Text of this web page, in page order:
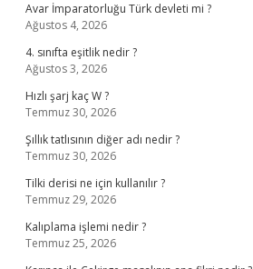
Avar İmparatorluğu Türk devleti mi ?
Ağustos 4, 2026
4. sınıfta eşitlik nedir ?
Ağustos 3, 2026
Hızlı şarj kaç W ?
Temmuz 30, 2026
Şıllık tatlısının diğer adı nedir ?
Temmuz 30, 2026
Tilki derisi ne için kullanılır ?
Temmuz 29, 2026
Kalıplama işlemi nedir ?
Temmuz 25, 2026